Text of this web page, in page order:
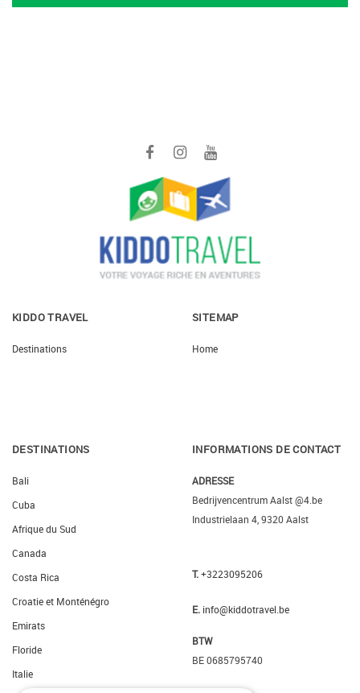
KIDDO TRAVEL
Destinations
SITEMAP
Home
DESTINATIONS
Bali
Cuba
Afrique du Sud
Canada
Costa Rica
Croatie et Monténégro
Emirats
Floride
Italie
INFORMATIONS DE CONTACT
ADRESSE
Bedrijvencentrum Aalst @4.be
Industrielaan 4, 9320 Aalst
T.+3223095206
E. info@kiddotravel.be
BTW
BE 0685795740